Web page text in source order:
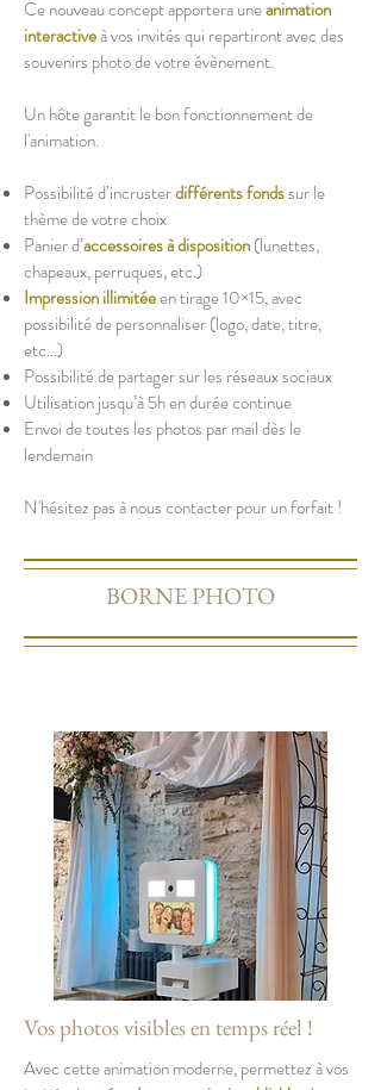
Ce nouveau concept apportera uneanimation
interactiveà vos invités qui repartiront avec des
souvenirs photo de votre évènement.
Un hôte garantit le bon fonctionnement de
l'animation.
Possibilité d’incrusterdifférents fondssur le
thème de votre choix
Panier d’accessoires à disposition(lunettes,
chapeaux, perruques, etc.)
Impression illimitéeen tirage 10×15, avec
possibilité de personnaliser (logo, date, titre,
etc...)
Possibilité de partager sur les réseaux sociaux
Utilisation jusqu’à 5h en durée continue
Envoi de toutes les photos par mail dès le
lendemain
N'hésitez pas à nous contacter pour un forfait !
BORNE PHOTO
Vos photos visibles en temps réel !
Avec cette animation moderne, permettez à vos